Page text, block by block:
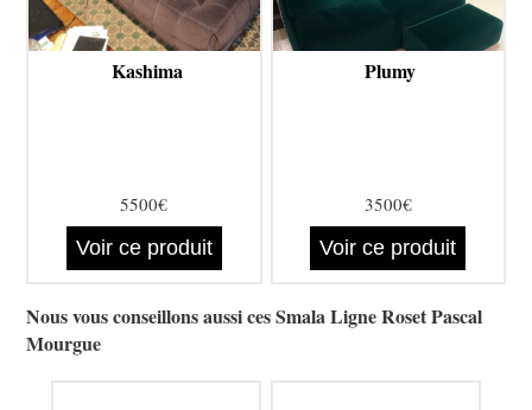
Kashima
5500€
Voir ce produit
Plumy
3500€
Voir ce produit
Nous vous conseillons aussi ces Smala Ligne Roset Pascal
Mourgue